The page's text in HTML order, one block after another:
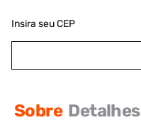
Insira seu CEP
Sobre Detalhes